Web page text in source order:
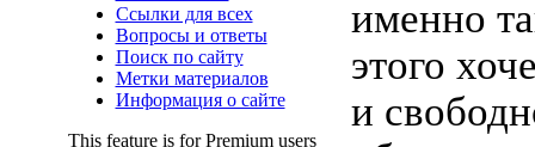
Ссылки для всех
Вопросы и ответы
Поиск по сайту
Метки материалов
Информация о сайте
This feature is for Premium users
именно
этого
и